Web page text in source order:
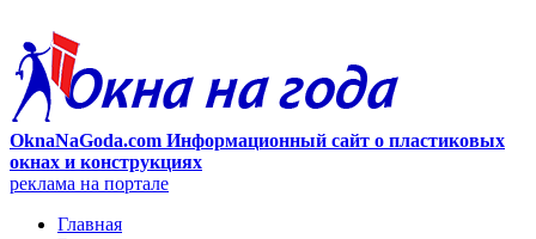
OknaNaGoda.com Информационный сайт о пластиковых
окнах и конструкциях
реклама на портале
Главная